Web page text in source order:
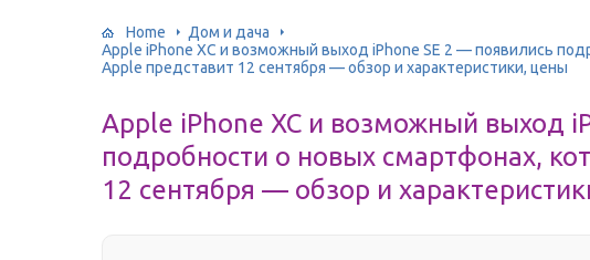
Home
Дом и дача
Apple iPhone XC и возможный выход iPhone SE 2 — появились
Apple представит 12 сентября — обзор и характеристики, цены
Apple iPhone XC и возможный выход
подробности о новых смартфонах,
12 сентября — обзор и